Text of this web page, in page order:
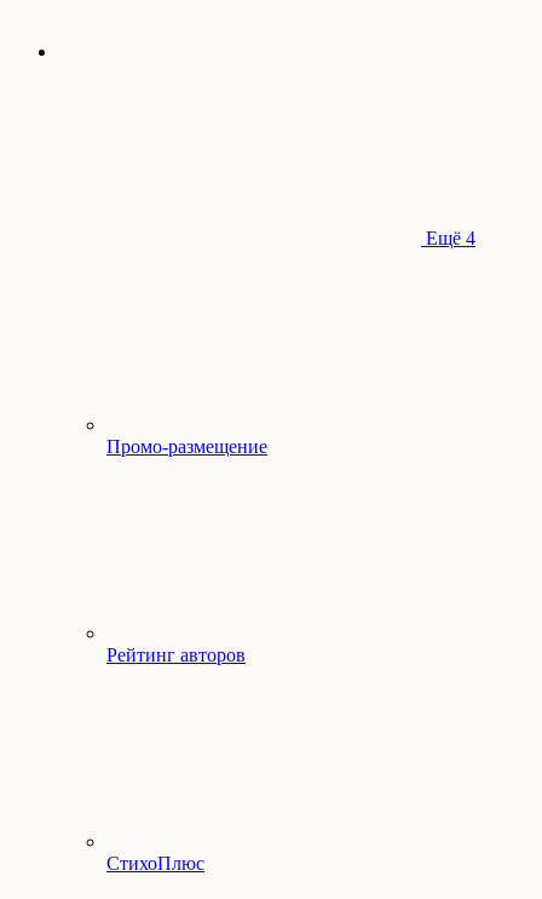
Ещё 4
Промо-размещение
Рейтинг авторов
СтихоПлюс